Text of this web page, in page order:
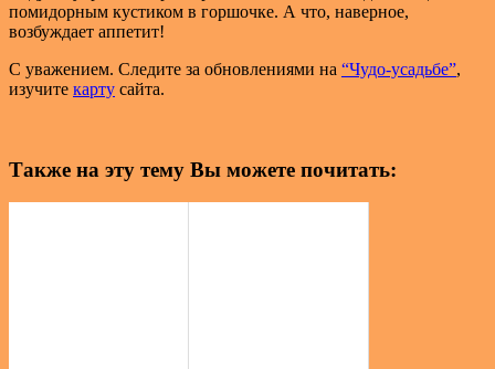
помидорным кустиком в горшочке. А что, наверное,
возбуждает аппетит!
С уважением. Следите за обновлениями на “Чудо-усадьбе”,
изучите карту сайта.
Также на эту тему Вы можете почитать: